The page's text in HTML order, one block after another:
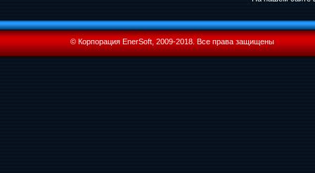
© Корпорация EnerSoft, 2009-2018. Все права защищены